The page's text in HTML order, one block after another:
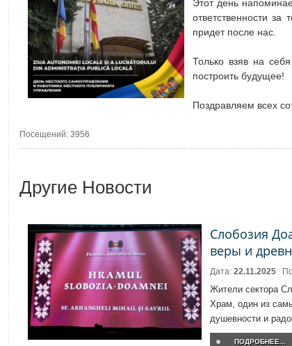
Этот день
ответственности за
придет после нас.
Только взяв на
построить будущее!
Поздравляем всех
Посещений: 3956
Другие Новости
Слобозия
веры и
Дата: 22.11.2025
Жители сектора
Храм, один из
душевности и
ПОДРОБНЕЕ...